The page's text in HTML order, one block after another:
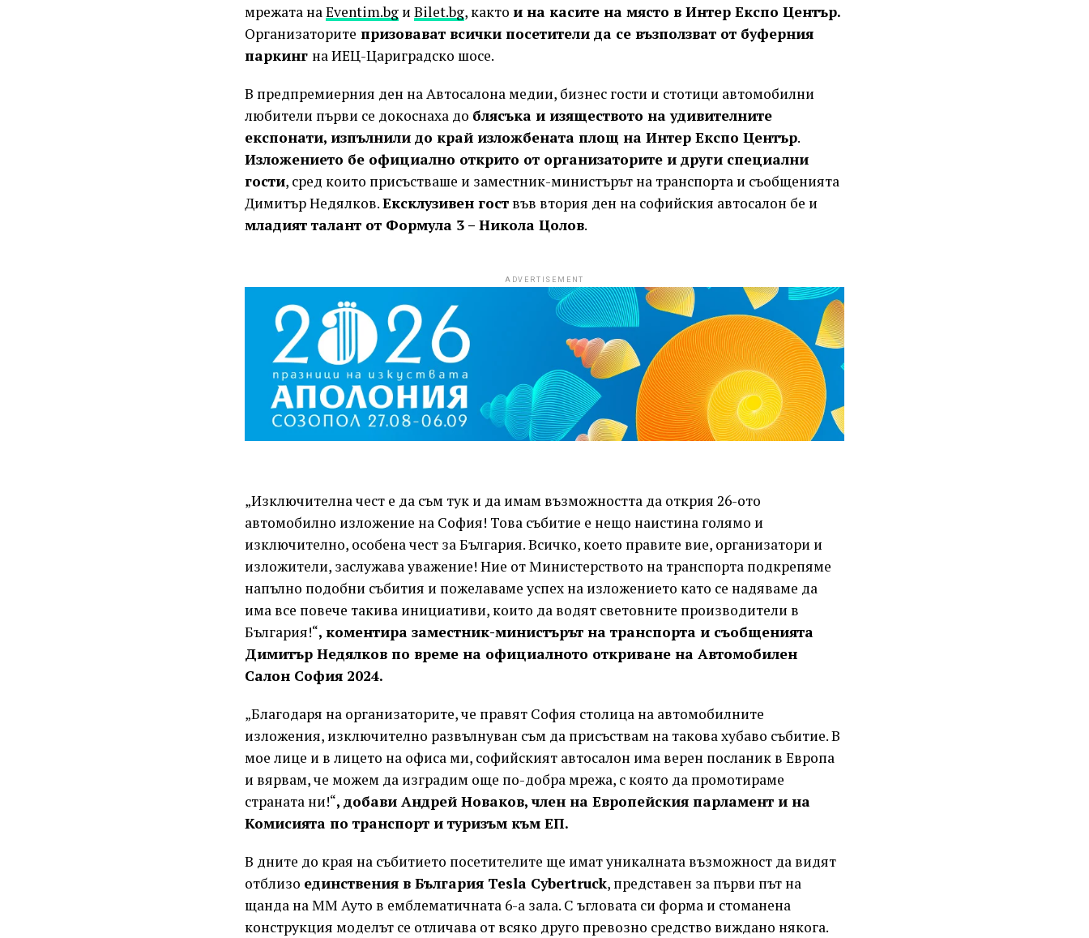
мрежата наEventim.bg и Bilet.bg, както и на касите на място в Интер Експо Център.
Организаторите призовават всички посетители да се възползват от буферния
паркинг на ИЕЦ-Цариградско шосе.
В предпремиерния ден на Автосалона медии, бизнес гости и стотици автомобилни
любители първи се докоснаха до блясъка и изяществото на удивителните
експонати, изпълнили до край изложбената площ на Интер Експо Център.
Изложението бе официално открито от организаторите и други специални
гости, сред които присъстваше и заместник-министърът на транспорта и съобщенията
Димитър Недялков.Ексклузивен гост във втория ден на софийския автосалон бе и
младият талант от Формула 3 – Никола Цолов.
ADVERTISEMENT
„Изключителна чест е да съм тук и да имам възможността да открия 26-ото
автомобилно изложение на София! Това събитие е нещо наистина голямо и
изключително, особена чест за България. Всичко, което правите вие, организатори и
изложители, заслужава уважение! Ние от Министерството на транспорта подкрепяме
напълно подобни събития и пожелаваме успех на изложението като се надяваме да
има все повече такива инициативи, които да водят световните производители в
България!“, коментира заместник-министърът на транспорта и съобщенията
Димитър Недялков по време на официалното откриване на Автомобилен
Салон София 2024.
„Благодаря на организаторите, че правят София столица на автомобилните
изложения, изключително развълнуван съм да присъствам на такова хубаво събитие. В
мое лице и в лицето на офиса ми, софийският автосалон има верен посланик в Европа
и вярвам, че можем да изградим още по-добра мрежа, с която да промотираме
страната ни!“, добави Андрей Новаков, член на Европейския парламент и на
Комисията по транспорт и туризъм към ЕП.
В дните до края на събитието посетителите ще имат уникалната възможност да видят
отблизо единствения в България Tesla Cybertruck, представен за първи път на
щанда на ММ Ауто в емблематичната 6-а зала. С ъгловата си форма и стоманена
конструкция моделът се отличава от всяко друго превозно средство виждано някога.